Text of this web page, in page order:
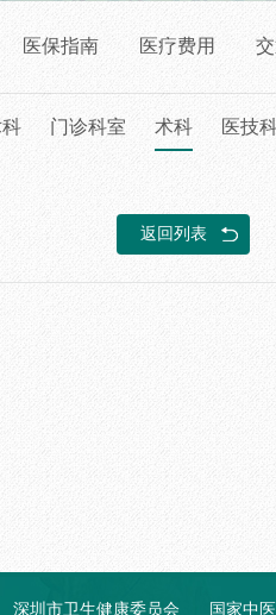
医保指南 医疗费用
门诊科室 术科 医技
返回列表
深圳市卫生健康委员会 国家中